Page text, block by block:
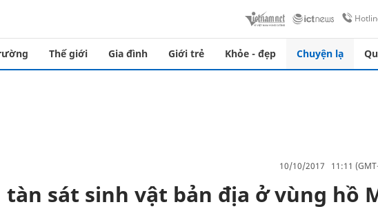
Thế giới Gia đình Giới trẻ Khỏe - đẹp Chuyện lạ
10/10/2017 11:11
tàn sát sinh vật bản địa ở vùng hồ